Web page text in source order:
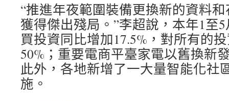
“推進年夜範圍裝備更換新的資料
獲得傑出殘局。”李超說，本年1至
買投資同比增加17.5%，對所有的
50%；重要電商平臺家電以舊換新
此外，各地新增了一大量智能化社
施。